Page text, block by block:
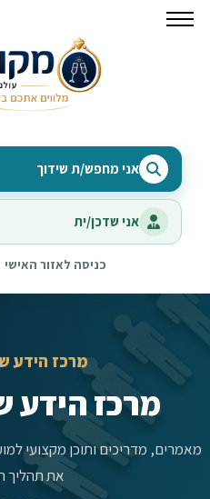
אני מחפש/ת שידוך
אני שדכן/ית
כניסה לאזור האישי
מרכז הידע
מרכז
מאמרים, מדריכים ותוכן מקצועי
את תהליך